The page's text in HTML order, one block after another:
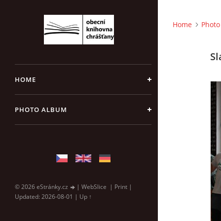
HOME
PHOTO ALBUM
© 2026 eStránky.cz | WebSlice | Print |
Updated: 2026-08-01 | Up ↑
Home